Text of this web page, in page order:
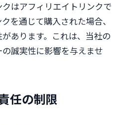
はアフィリエイトリンクで
を通じて購入された場合、
あります。これは、当社の
誠実性に影響を与えませ
任の制限